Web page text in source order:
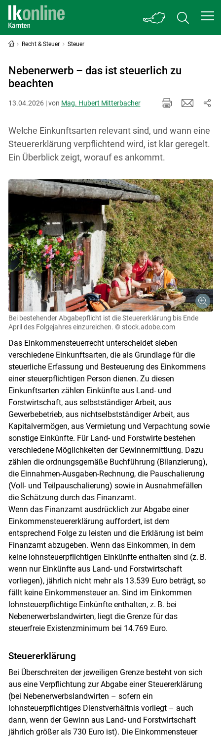
Recht & Steuer Steuer
Nebenerwerb – das ist steuerlich zu
beachten
13.04.2026 | von Mag. Hubert Mitterbacher
Welche Einkunftsarten relevant sind, und wann eine
Steuererklärung verpflichtend wird, ist klar geregelt.
Ein Überblick zeigt, worauf es ankommt.
Bei bestehender Abgabepflicht ist die Steuererklärung bis Ende
April des Folgejahres einzureichen. © stock.adobe.com
Das Einkommensteuerrecht unterscheidet sieben
verschiedene Einkunftsarten, die als Grundlage für die
steuerliche Erfassung und Besteuerung des Einkommens
einer steuerpflichtigen Person dienen. Zu diesen
Einkunftsarten zählen Einkünfte aus Land- und
Forstwirtschaft, aus selbstständiger Arbeit, aus
Gewerbebetrieb, aus nichtselbstständiger Arbeit, aus
Kapitalvermögen, aus Vermietung und Verpachtung sowie
sonstige Einkünfte. Für Land- und Forstwirte bestehen
verschiedene Möglichkeiten der Gewinnermittlung. Dazu
zählen die ordnungsgemäße Buchführung (Bilanzierung),
die Einnahmen-Ausgaben-Rechnung, die Pauschalierung
(Voll- und Teilpauschalierung) sowie in Ausnahmefällen
die Schätzung durch das Finanzamt.
Wenn das Finanzamt ausdrücklich zur Abgabe einer
Einkommensteuererklärung auffordert, ist dem
entsprechend Folge zu leisten und die Erklärung ist beim
Finanzamt abzugeben. Wenn das Einkommen, in dem
keine lohnsteuerpflichtigen Einkünfte enthalten sind (z. B.
wenn nur Einkünfte aus Land- und Forstwirtschaft
vorliegen), jährlich nicht mehr als 13.539 Euro beträgt, so
fällt keine Einkommensteuer an. Sind im Einkommen
lohnsteuerpflichtige Einkünfte enthalten, z. B. bei
Nebenerwerbslandwirten, liegt die Grenze für das
steuerfreie Existenzminimum bei 14.769 Euro.
Steuererklärung
Bei Überschreiten der jeweiligen Grenze besteht von sich
aus eine Verpflichtung zur Abgabe einer Steuererklärung
(bei Nebenerwerbslandwirten – sofern ein
lohnsteuerpflichtiges Dienstverhältnis vorliegt – auch
dann, wenn der Gewinn aus Land- und Forstwirtschaft
jährlich größer als 730 Euro ist). Die Einkommensteuer